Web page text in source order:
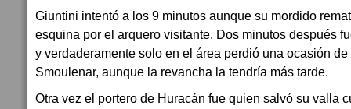
Giuntini intentó a los 9 minutos aunque su mordido
esquina por el arquero visitante. Dos minutos después
y verdaderamente solo en el área perdió una ocasión
Smoulenar, aunque la revancha la tendría más tarde.
Otra vez el portero de Huracán fue quien salvó su valla